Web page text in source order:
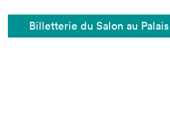
Billetterie du Salon au Palais